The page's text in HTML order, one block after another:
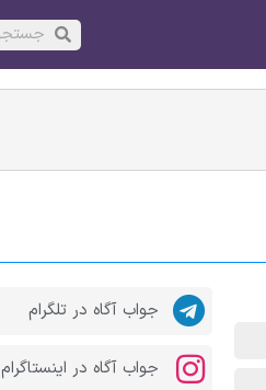
جواب آگاه در تلگرام
جواب آگاه در اینستاگرام